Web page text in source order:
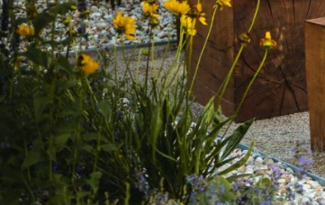
e
v
i
s
i
m
u
!